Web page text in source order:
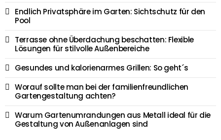
Endlich Privatsphäre im Garten: Sichtschutz für den
Pool
Terrasse ohne Überdachung beschatten: Flexible
Lösungen für stilvolle Außenbereiche
Gesundes und kalorienarmes Grillen: So geht´s
Worauf sollte man bei der familienfreundlichen
Gartengestaltung achten?
Warum Gartenumrandungen aus Metall ideal für die
Gestaltung von Außenanlagen sind